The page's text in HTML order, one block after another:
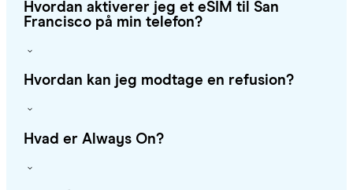
Hvordan aktiverer jeg et eSIM til San
Francisco på min telefon?
Hvordan kan jeg modtage en refusion?
Hvad er Always On?